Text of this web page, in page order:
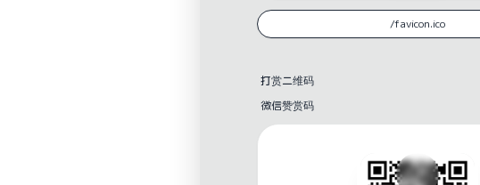
打赏二维码
微信赞赏码